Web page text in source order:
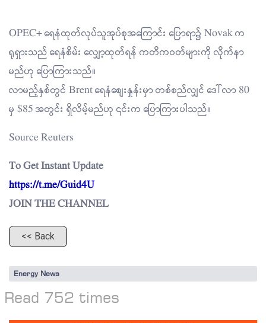
OPEC+ ရေနံထုတ်လုပ်သူအုပ်စုအကြောင်း ပြောရာ၌ Novak က
ရုရှားသည် ရေနံစိမ်း လျှော့ထုတ်ရန် ကတိကဝတ်များကို လိုက်နာ
မည်ဟု ပြောကြားသည်။
လာမည့်နှစ်တွင် Brent ရေနံစျေးနှုန်းမှာ တစ်စည်လျှင် ဒေါ်လာ 80
မှ $85 အတွင်း ရှိလိမ့်မည်ဟု ၎င်းက ပြောကြားပါသည်။
Source Reuters
To Get Instant Update
https://t.me/Guid4U
JOIN THE CHANNEL
<< Back
Energy News
Read 752 times